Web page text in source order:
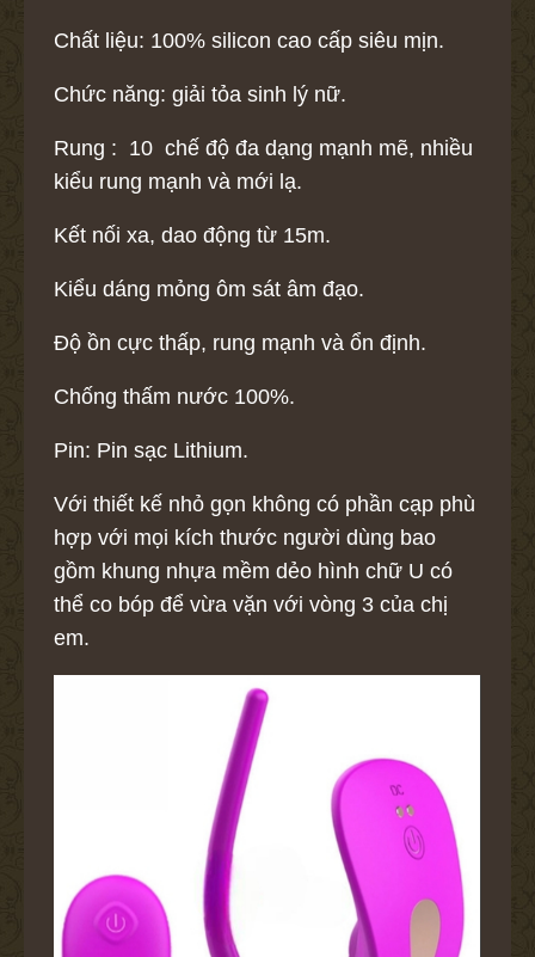
Chất liệu: 100% silicon cao cấp siêu mịn.
Chức năng: giải tỏa sinh lý nữ.
Rung : 10 chế độ đa dạng mạnh mẽ, nhiều
kiểu rung mạnh và mới lạ.
Kết nối xa, dao động từ 15m.
Kiểu dáng mỏng ôm sát âm đạo.
Độ ồn cực thấp, rung mạnh và ổn định.
Chống thấm nước 100%.
Pin: Pin sạc Lithium.
Với thiết kế nhỏ gọn không có phần cạp phù
hợp với mọi kích thước người dùng bao
gồm khung nhựa mềm dẻo hình chữ U có
thể co bóp để vừa vặn với vòng 3 của chị
em.